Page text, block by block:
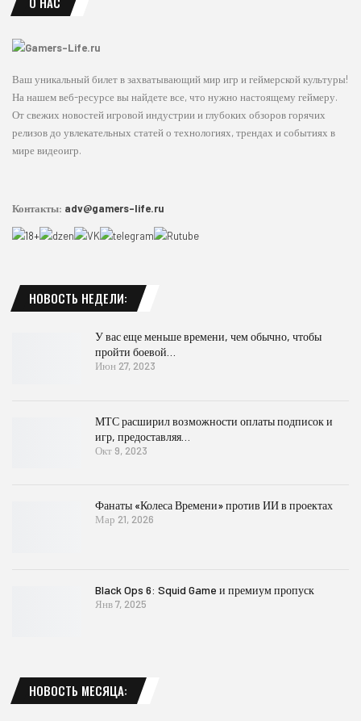
Ваш уникальный билет в захватывающий мир игр и геймерской культуры!
На нашем веб-ресурсе вы найдете все, что нужно настоящему геймеру.
От свежих новостей игровой индустрии и глубоких обзоров горячих
релизов до увлекательных статей о технологиях, трендах и событиях в
мире видеоигр.
Контакты: adv@gamers-life.ru
НОВОСТЬ НЕДЕЛИ:
У вас еще меньше времени, чем обычно, чтобы
пройти боевой…
Июн 27, 2023
МТС расширил возможности оплаты подписок и
игр, предоставляя…
Окт 9, 2023
Фанаты «Колеса Времени» против ИИ в проектах
Мар 21, 2026
Black Ops 6: Squid Game и премиум пропуск
Янв 7, 2025
НОВОСТЬ МЕСЯЦА: